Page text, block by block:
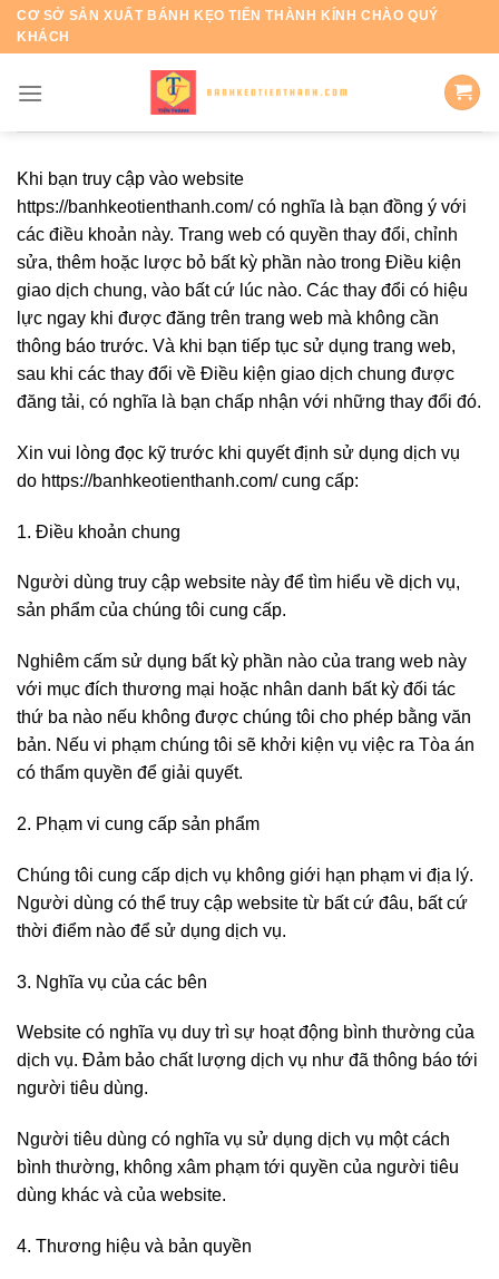
SkipCƠ SỞ SẢN XUẤT BÁNH KẸO TIẾN THÀNH KÍNH CHÀO QUÝ
KHÁCH
Khi bạn truy cập vào website
https://banhkeotienthanh.com/ có nghĩa là bạn đồng ý với
các điều khoản này. Trang web có quyền thay đổi, chỉnh
sửa, thêm hoặc lược bỏ bất kỳ phần nào trong Điều kiện
giao dịch chung, vào bất cứ lúc nào. Các thay đổi có hiệu
lực ngay khi được đăng trên trang web mà không cần
thông báo trước. Và khi bạn tiếp tục sử dụng trang web,
sau khi các thay đổi về Điều kiện giao dịch chung được
đăng tải, có nghĩa là bạn chấp nhận với những thay đổi đó.
Xin vui lòng đọc kỹ trước khi quyết định sử dụng dịch vụ
do https://banhkeotienthanh.com/ cung cấp:
1. Điều khoản chung
Người dùng truy cập website này để tìm hiểu về dịch vụ,
sản phẩm của chúng tôi cung cấp.
Nghiêm cấm sử dụng bất kỳ phần nào của trang web này
với mục đích thương mại hoặc nhân danh bất kỳ đối tác
thứ ba nào nếu không được chúng tôi cho phép bằng văn
bản. Nếu vi phạm chúng tôi sẽ khởi kiện vụ việc ra Tòa án
có thẩm quyền để giải quyết.
2. Phạm vi cung cấp sản phẩm
Chúng tôi cung cấp dịch vụ không giới hạn phạm vi địa lý.
Người dùng có thể truy cập website từ bất cứ đâu, bất cứ
thời điểm nào để sử dụng dịch vụ.
3. Nghĩa vụ của các bên
Website có nghĩa vụ duy trì sự hoạt động bình thường của
dịch vụ. Đảm bảo chất lượng dịch vụ như đã thông báo tới
người tiêu dùng.
Người tiêu dùng có nghĩa vụ sử dụng dịch vụ một cách
bình thường, không xâm phạm tới quyền của người tiêu
dùng khác và của website.
4. Thương hiệu và bản quyền